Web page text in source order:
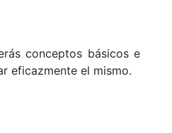
conceptos básicos e
eficazmente el mismo.